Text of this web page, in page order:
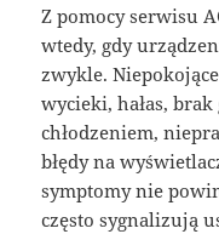
Z pomocy serwisu
wtedy, gdy
zwykle.
wycieki, hałas,
chłodzeniem,
błędy na
symptomy nie
często sygnalizują